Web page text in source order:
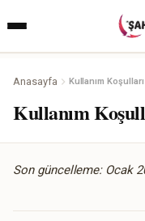
Anasayfa Kullanım Koşulları
Kullanım
Son güncelleme: Ocak